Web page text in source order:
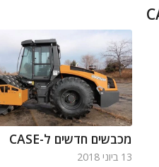
מכבשים חדשים ל-CASE
13 ביוני 2018